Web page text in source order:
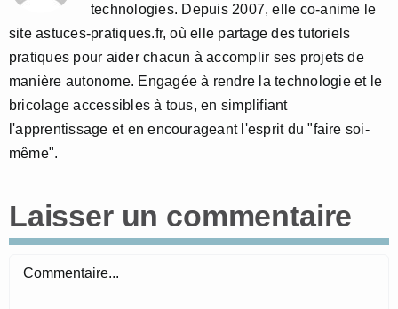
technologies. Depuis 2007, elle co-anime le
site astuces-pratiques.fr, où elle partage des tutoriels
pratiques pour aider chacun à accomplir ses projets de
manière autonome. Engagée à rendre la technologie et le
bricolage accessibles à tous, en simplifiant
l'apprentissage et en encourageant l'esprit du "faire soi-
même".
Laisser un commentaire
Commentaire